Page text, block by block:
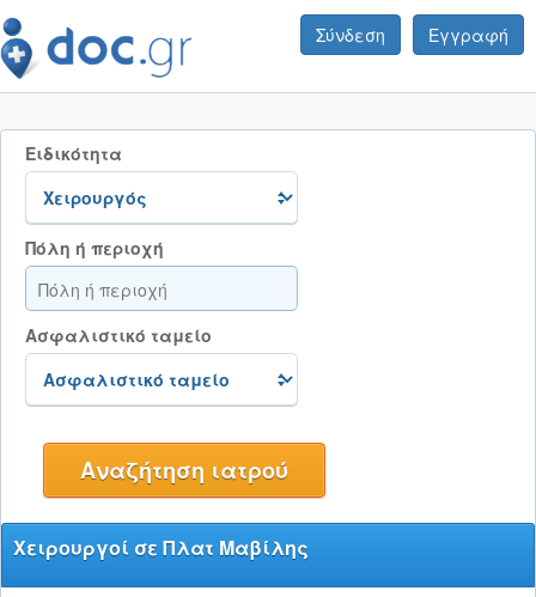
Σύνδεση Εγγραφή
Ειδικότητα
Πόλη ή περιοχή
Ασφαλιστικό ταμείο
Χειρουργοί σε Πλατ Μαβίλης